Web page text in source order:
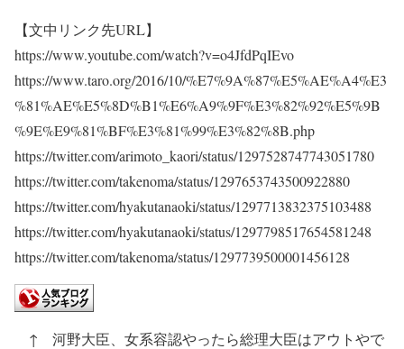
【文中リンク先URL】
https://www.youtube.com/watch?v=o4JfdPqIEvo
https://www.taro.org/2016/10/%E7%9A%87%E5%AE%A4%E3
%81%AE%E5%8D%B1%E6%A9%9F%E3%82%92%E5%9B
%9E%E9%81%BF%E3%81%99%E3%82%8B.php
https://twitter.com/arimoto_kaori/status/1297528747743051780
https://twitter.com/takenoma/status/1297653743500922880
https://twitter.com/hyakutanaoki/status/1297713832375103488
https://twitter.com/hyakutanaoki/status/1297798517654581248
https://twitter.com/takenoma/status/1297739500001456128
↑ 河野大臣、女系容認やったら総理大臣はアウトやで